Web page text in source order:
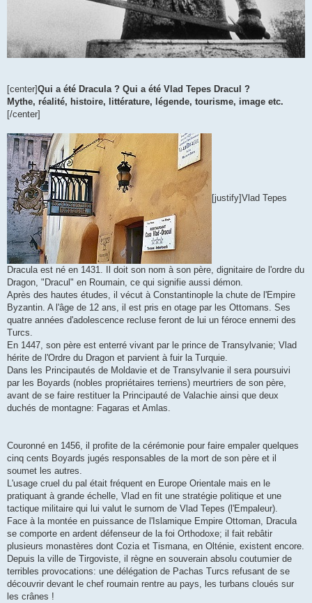
[center]Qui a été Dracula ? Qui a été Vlad Tepes Dracul ?
Mythe, réalité, histoire, littérature, légende, tourisme, image etc.
[/center]
[justify]Vlad Tepes
Dracula est né en 1431. Il doit son nom à son père, dignitaire de l'ordre du
Dragon, "Dracul" en Roumain, ce qui signifie aussi démon.
Après des hautes études, il vécut à Constantinople la chute de l'Empire
Byzantin. A l'âge de 12 ans, il est pris en otage par les Ottomans. Ses
quatre années d'adolescence recluse feront de lui un féroce ennemi des
Turcs.
En 1447, son père est enterré vivant par le prince de Transylvanie; Vlad
hérite de l'Ordre du Dragon et parvient à fuir la Turquie.
Dans les Principautés de Moldavie et de Transylvanie il sera poursuivi
par les Boyards (nobles propriétaires terriens) meurtriers de son père,
avant de se faire restituer la Principauté de Valachie ainsi que deux
duchés de montagne: Fagaras et Amlas.
Couronné en 1456, il profite de la cérémonie pour faire empaler quelques
cinq cents Boyards jugés responsables de la mort de son père et il
soumet les autres.
L'usage cruel du pal était fréquent en Europe Orientale mais en le
pratiquant à grande échelle, Vlad en fit une stratégie politique et une
tactique militaire qui lui valut le surnom de Vlad Tepes (l'Empaleur).
Face à la montée en puissance de l'Islamique Empire Ottoman, Dracula
se comporte en ardent défenseur de la foi Orthodoxe; il fait rebâtir
plusieurs monastères dont Cozia et Tismana, en Olténie, existent encore.
Depuis la ville de Tirgoviste, il règne en souverain absolu coutumier de
terribles provocations: une délégation de Pachas Turcs refusant de se
découvrir devant le chef roumain rentre au pays, les turbans cloués sur
les crânes !